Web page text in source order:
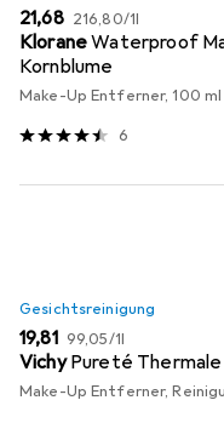
EUR
21,68 EUR
216,80/1l
KloraneWaterproof
Kornblume
Make-Up Entferner, 100 ml
6
Gesichtsreinigung
EUR
19,81 EUR
99,05/1l
Vichy Pureté Thermale
Make-Up Entferner,